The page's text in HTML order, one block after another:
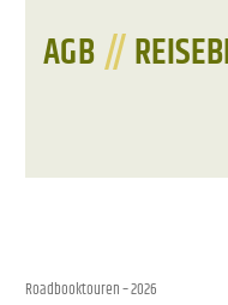
AGB//
Roadbooktouren– 2026